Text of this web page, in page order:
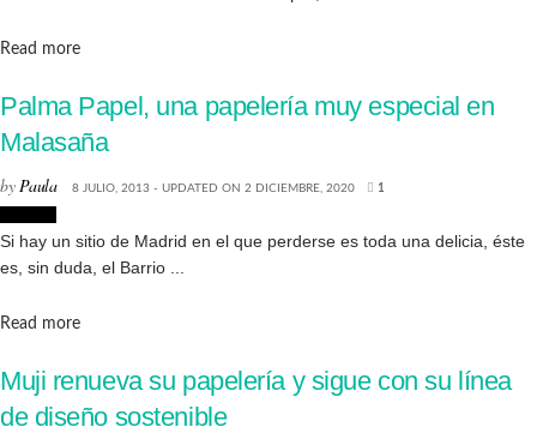
Read moreDetails
Palma Papel, una papelería muy especial en
Malasaña
byPaula 8 JULIO, 2013 - UPDATED ON 2 DICIEMBRE, 2020 1
Si hay un sitio de Madrid en el que perderse es toda una delicia, éste
es, sin duda, el Barrio ...
Read moreDetails
Muji renueva su papelería y sigue con su línea
de diseño sostenible